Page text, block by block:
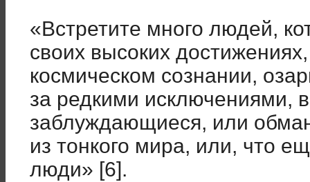
«Встретите много людей,
своих высоких
космическом сознании,
за редкими исключениями,
заблуждающиеся, или
из тонкого мира, или, что
люди» [6].